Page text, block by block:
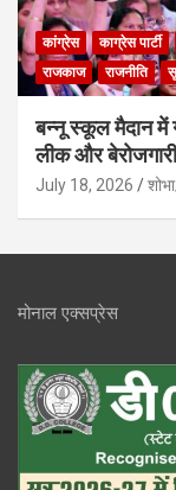
कांग्रेस काग्रेस पार्टी
राजकाज
राजनीति
बन्नू स्कूल मैदान में
लीक और
July 18, 2026
मोनाल एक्सप्रेस